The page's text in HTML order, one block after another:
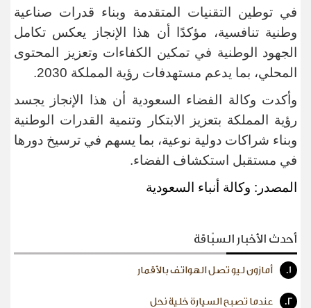
في توطين التقنيات المتقدمة وبناء قدرات صناعية
وطنية تنافسية، مؤكدًا أن هذا الإنجاز يعكس تكامل
الجهود الوطنية في تمكين الكفاءات وتعزيز المحتوى
المحلي، بما يدعم مستهدفات رؤية المملكة 2030
.
وأكدت وكالة الفضاء السعودية أن هذا الإنجاز يجسد
رؤية المملكة بتعزيز الابتكار وتنمية القدرات الوطنية
وبناء شراكات دولية نوعية، بما يسهم في ترسيخ دورها
في مستقبل استكشاف الفضاء.
المصدر: وكالة أنباء السعودية
أحدث الأخبار السبّاقة
1. أمازون ليو تصل الهواتف بالأقمار
2. عندما تصبح السيارة خلية نحل